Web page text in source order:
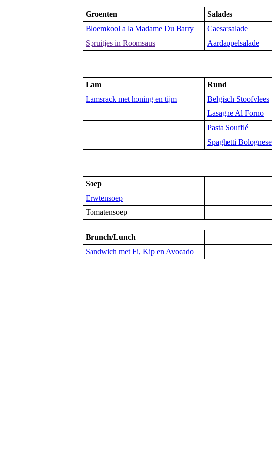
Groenten Salades
Bloemkool a la Madame Du Barry
Caesarsalade
Spruitjes in Roomsaus
Aardappelsalade
Lam Rund
Lamsrack met honing en tijm
Belgisch Stoofvlees
Lasagne Al Forno
Pasta Soufflé
Spaghetti Bolognese
Soep
Erwtensoep
Tomatensoep
Brunch/Lunch
Sandwich met Ei, Kip en Avocado